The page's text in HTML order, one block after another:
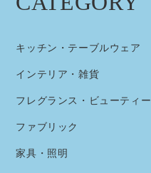
キッチン・テーブルウェア
インテリア・雑貨
フレグランス・ビューティー
ファブリック
家具・照明